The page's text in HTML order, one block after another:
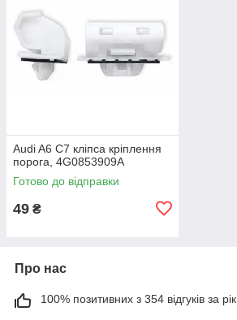
Audi A6 C7 кліпса кріплення
порога, 4G0853909A
Готово до відправки
49 ₴
Про нас
100% позитивних з 354 відгуків за рік